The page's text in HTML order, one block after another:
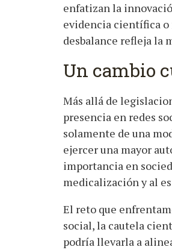
enfatizan la
evidencia científica o
desbalance refleja la
Un cambio
Más allá de
presencia en redes
solamente de una
ejercer una mayor
importancia en
medicalización y al
El reto que
social, la cautela
podría llevarla a